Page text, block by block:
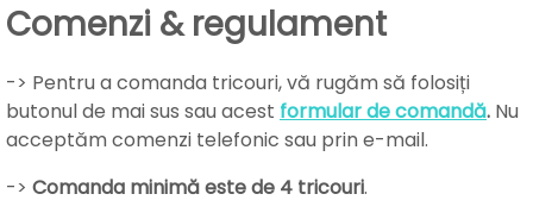
Comenzi & regulament
-> Pentru a comanda tricouri, vă rugăm să folosiți
butonul de mai sus sau acest formular de comandă. Nu
acceptăm comenzi telefonic sau prin e-mail.
-> Comanda minimă este de 4 tricouri.